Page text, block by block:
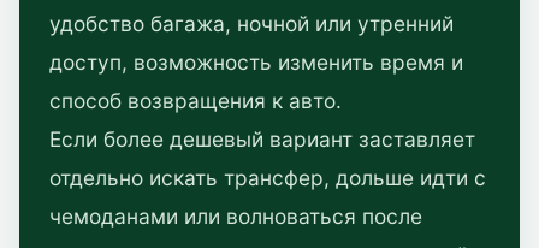
удобство багажа, ночной или утренний
доступ, возможность изменить время и
способ возвращения к авто.
Если более дешевый вариант заставляет
отдельно искать трансфер, дольше идти с
чемоданами или волноваться после